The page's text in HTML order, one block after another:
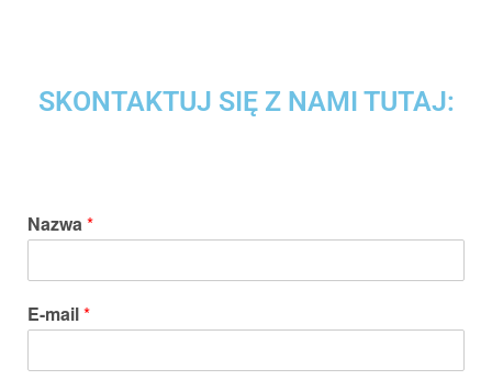
SKONTAKTUJ SIĘ Z NAMI TUTAJ:
Nazwa*
E-mail*